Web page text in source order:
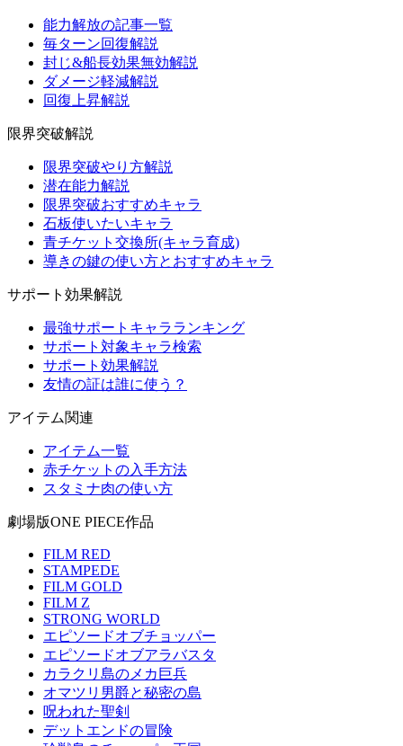
能力解放の記事一覧
毎ターン回復解説
封じ&船長効果無効解説
ダメージ軽減解説
回復上昇解説
限界突破解説
限界突破やり方解説
潜在能力解説
限界突破おすすめキャラ
石板使いたいキャラ
青チケット交換所(キャラ育成)
導きの鍵の使い方とおすすめキャラ
サポート効果解説
最強サポートキャラランキング
サポート対象キャラ検索
サポート効果解説
友情の証は誰に使う？
アイテム関連
アイテム一覧
赤チケットの入手方法
スタミナ肉の使い方
劇場版ONE PIECE作品
FILM RED
STAMPEDE
FILM GOLD
FILM Z
STRONG WORLD
エピソードオブチョッパー
エピソードオブアラバスタ
カラクリ島のメカ巨兵
オマツリ男爵と秘密の島
呪われた聖剣
デットエンドの冒険